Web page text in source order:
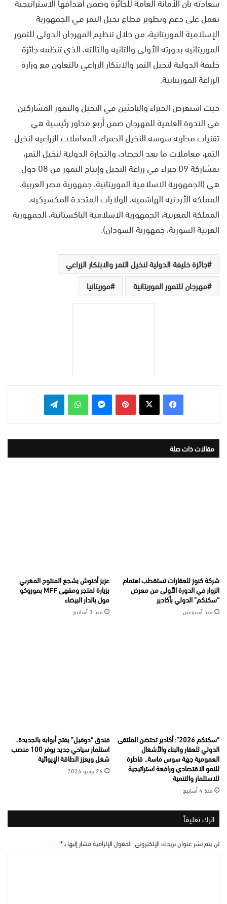
تعمل على دعم وتطوير قطاع نخيل التمر في الجمهورية
الإسلامية الموريتانية، من خلال تنظيم المهرجان الدولي للتمور
الموريتانية بدورته الأولى والثانية والثالثة، الذي تنظمه جائزة
خليفة الدولية لنخيل التمر والابتكار الزراعي بالتعاون مع وزارة
الزراعة الموريتانية.
حيث استعرض الخبراء والباحثين في النخيل والتمور المشاركين
في الندوة العلمية للمهرجان ضمن أربع محاور رئيسية هي
تقنيات محاربة سوسة النخيل الحمراء، المعاملات الزراعية لنخيل
التمر، معاملات ما بعد الحصاد، والتجارة الدولية لنخيل التمر،
بمشاركة 09 خبراء في زراعة النخيل وإنتاج التمور من 08 دول
هي (الجمهورية الاسلامية الموريتانية، جمهورية مصر العربية،
المملكة الأردنية الهاشمية، الولايات المتحدة المكسيكية،
المملكة المغربية، الجمهورية الاسلامية الباكستانية، الجمهورية
العربية السورية، جمهورية السودان).
جائزة خليفة الدولية لنخيل التمر والابتكار الزراعي
مهرجان للتمور الموريتانية
موريتانيا
بينتيريست واتساب
مقالات ذات صلة
شركة كنوز للعقارات تستقطب اهتمام
الزوار في الدورة الأولى من معرض
“سكنكم” الدولي بأكادير
منذ أسبوعين
عزيز أخنوش يشجع المنتوج المغربي
بزيارة لمتجر ومقهى MFF بموروكو
مول بالدار البيضاء
منذ 3 أسابيع
“سكنكم 2026”: أكادير تحتضن الملتقى
الدولي للعقار والبناء والأشغال
العمومية جهة سوس ماسة.. قاطرة
للنمو الاقتصادي ورافعة استراتيجية
للاستثمار والتنمية
منذ 4 أسابيع
فندق “دوفيل” يفتح أبوابه بالجديدة..
استثمار سياحي جديد يوفر 100 منصب
شغل ويعزز الطاقة الإيوائية
26 يونيو 2026
اترك تعليقاً
لن يتم نشر عنوان بريدك الإلكتروني. الحقول الإلزامية مشار إليها بـ*